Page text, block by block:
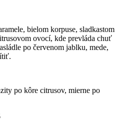
bielom korpuse, sladkastom
ovocí, kde prevláda chuť
po červenom jablku, mede,
po kôre citrusov, mierne po